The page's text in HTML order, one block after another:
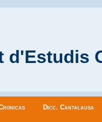
d'Estudis
Dicc. Cantalausa